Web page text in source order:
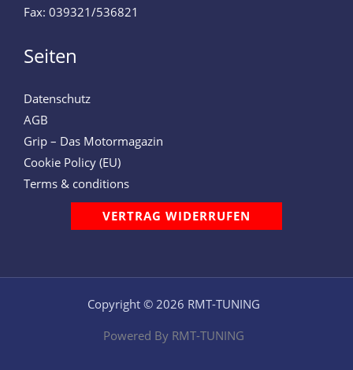
Fax: 039321/536821
Seiten
Datenschutz
AGB
Grip – Das Motormagazin
Cookie Policy (EU)
Terms & conditions
VERTRAG WIDERRUFEN
Copyright © 2026 RMT-TUNING
Powered By RMT-TUNING